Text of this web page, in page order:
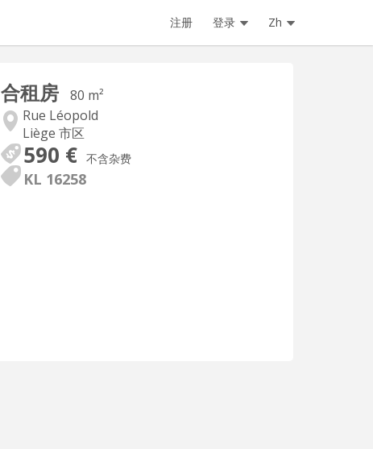
注册 登录 Zh
合租房
80 m²
Rue Léopold
Liège 市区
590 € 不含杂费
KL 16258